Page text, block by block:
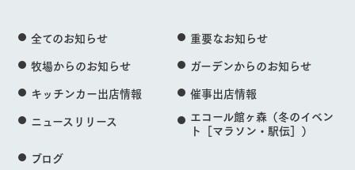
全てのお知らせ
重要なお知らせ
牧場からのお知らせ
ガーデンからのお知らせ
キッチンカー出店情報
催事出店情報
ニュースリリース
エコール館ヶ森（冬のイベン
ト［マラソン・駅伝］）
ブログ